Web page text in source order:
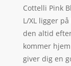
Cottelli Pink
L/XL ligger
den altid
kommer
giver dig en